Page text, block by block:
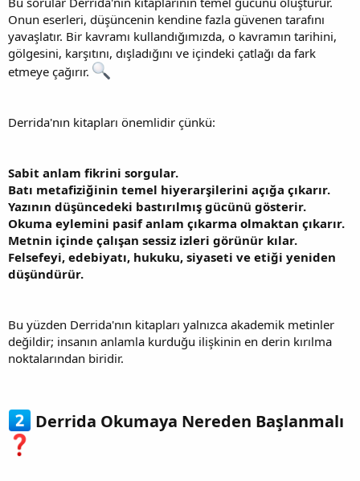
Onun eserleri, düşüncenin kendine fazla güvenen tarafını
yavaşlatır. Bir kavramı kullandığımızda, o kavramın tarihini,
gölgesini, karşıtını, dışladığını ve içindeki çatlağı da fark
etmeye çağırır.
Derrida'nın kitapları önemlidir çünkü:
Sabit anlam fikrini sorgular.
Batı metafiziğinin temel hiyerarşilerini açığa çıkarır.
Yazının düşüncedeki bastırılmış gücünü gösterir.
Okuma eylemini pasif anlam çıkarma olmaktan çıkarır.
Metnin içinde çalışan sessiz izleri görünür kılar.
Felsefeyi, edebiyatı, hukuku, siyaseti ve etiği yeniden
düşündürür.
Bu yüzden Derrida'nın kitapları yalnızca akademik metinler
değildir; insanın anlamla kurduğu ilişkinin en derin kırılma
noktalarından biridir.
Derrida Okumaya Nereden Başlanmalı